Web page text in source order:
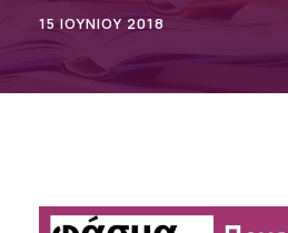
15 ΙΟΥΝΊΟΥ 2018